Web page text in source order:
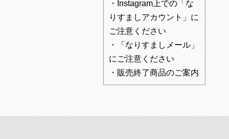
・Instagram上での「な
りすましアカウント」に
ご注意ください
・「なりすましメール」
にご注意ください
・販売終了商品のご案内